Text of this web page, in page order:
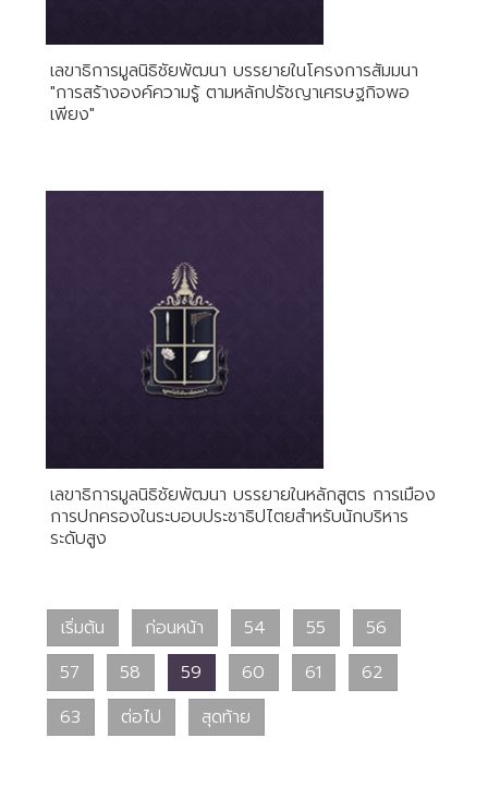
เลขาธิการมูลนิธิชัยพัฒนา บรรยายในโครงการสัมมนา
"การสร้างองค์ความรู้ ตามหลักปรัชญาเศรษฐกิจพอ
เพียง"
เลขาธิการมูลนิธิชัยพัฒนา บรรยายในหลักสูตร การเมือง
การปกครองในระบอบประชาธิปไตยสำหรับนักบริหาร
ระดับสูง
เริ่มต้น ก่อนหน้า 54 55
56
57
58 59 60 61
62
63
ต่อไป สุดท้าย